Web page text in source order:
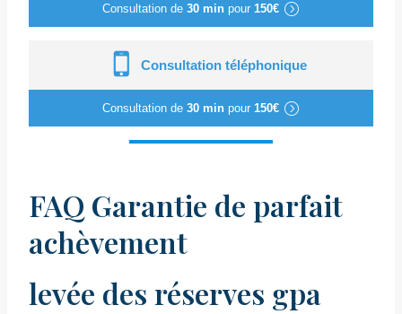
Consultation de 30 minpour 150€
Consultation téléphonique
Consultation de 30 minpour 150€
FAQ Garantie de parfait
achèvement
levée des réserves gpa